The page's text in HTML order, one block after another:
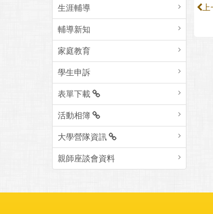
生涯輔導
輔導新知
家庭教育
學生申訴
表單下載
活動相簿
大學營隊資訊
親師座談會資料
上